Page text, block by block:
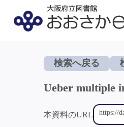
検索へ戻る
Ueber multiple
本資料のURL